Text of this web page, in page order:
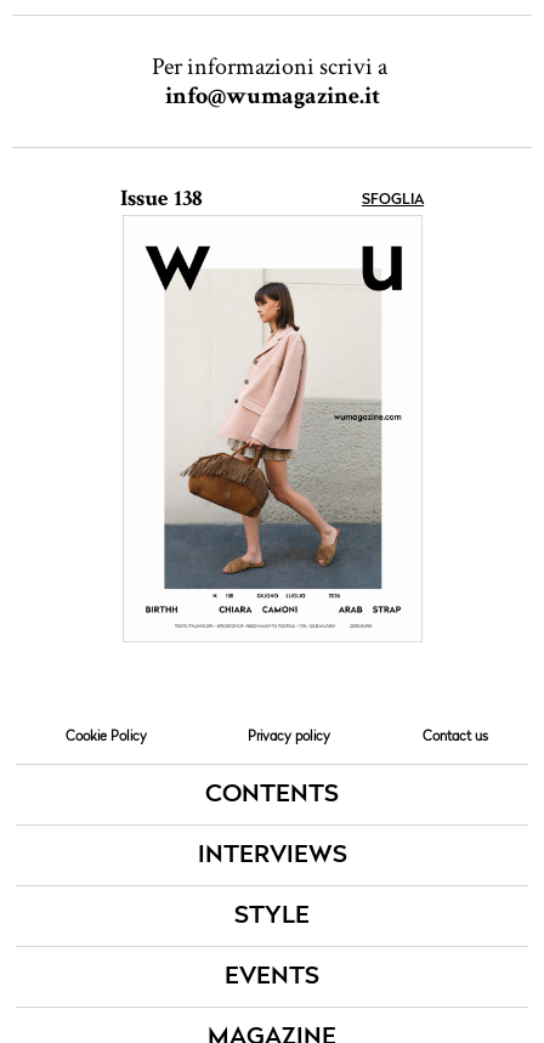
Per informazioni scrivi a
info@wumagazine.it
Issue 138 SFOGLIA
Cookie Policy Privacy policy Contact us
CONTENTS
INTERVIEWS
STYLE
EVENTS
MAGAZINE